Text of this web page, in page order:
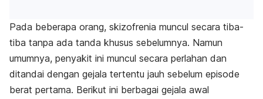
Pada beberapa orang, skizofrenia muncul secara tiba-
tiba tanpa ada tanda khusus sebelumnya. Namun
umumnya, penyakit ini muncul secara perlahan dan
ditandai dengan gejala tertentu jauh sebelum episode
berat pertama. Berikut ini berbagai gejala awal